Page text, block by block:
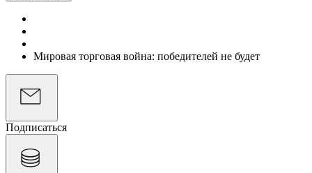
Мировая торговая война: победителей не будет
Подписаться